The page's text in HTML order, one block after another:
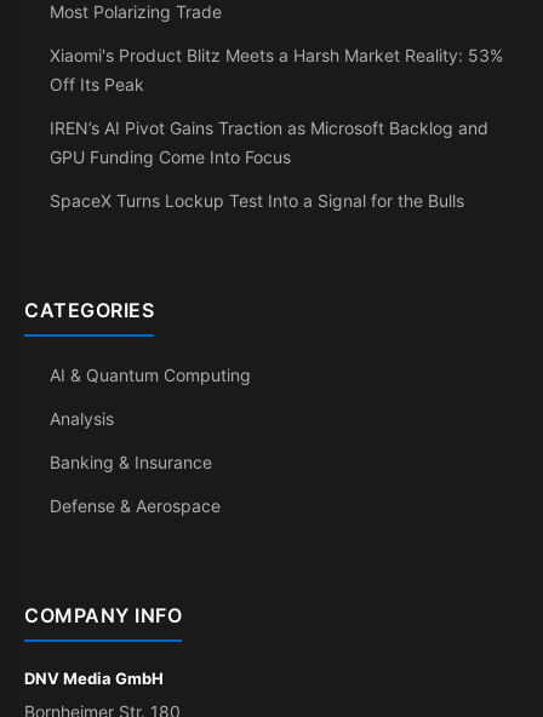
Most Polarizing Trade
Xiaomi's Product Blitz Meets a Harsh Market Reality: 53%
Off Its Peak
IREN’s AI Pivot Gains Traction as Microsoft Backlog and
GPU Funding Come Into Focus
SpaceX Turns Lockup Test Into a Signal for the Bulls
CATEGORIES
AI & Quantum Computing
Analysis
Banking & Insurance
Defense & Aerospace
COMPANY INFO
DNV Media GmbH
Bornheimer Str. 180